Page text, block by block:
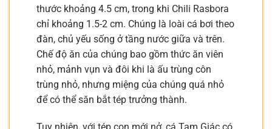
thước khoảng 4.5 cm, trong khi Chili Rasbora
chỉ khoảng 1.5-2 cm. Chúng là loài cá bơi theo
đàn, chủ yếu sống ở tầng nước giữa và trên.
Chế độ ăn của chúng bao gồm thức ăn viên
nhỏ, mảnh vụn và đôi khi là ấu trùng côn
trùng nhỏ, nhưng miệng của chúng quá nhỏ
để có thể săn bắt tép trưởng thành.